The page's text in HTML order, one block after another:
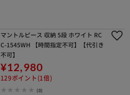
マントルピース 収納 5段 ホワイト RC
C-1545WH 【時間指定不可】【代引き
不可】
¥12,980
129ポイント(1倍)
(0)